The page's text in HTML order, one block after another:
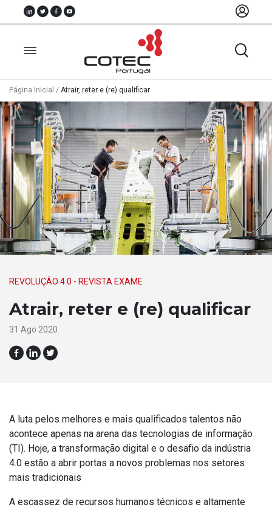
Sobre
Nós
Associados
Recursos
Notícias
Eventos
Página Inicial / Atrair, reter e (re) qualificar
REVOLUÇÃO 4.0 - REVISTA EXAME
Atrair, reter e (re) qualificar
31 Ago 2020
A luta pelos melhores e mais qualificados talentos não
acontece apenas na arena das tecnologias de informação
(TI). Hoje, a transformação digital e o desafio da indústria
4.0 estão a abrir portas a novos problemas nos setores
mais tradicionais
A escassez de recursos humanos técnicos e altamente